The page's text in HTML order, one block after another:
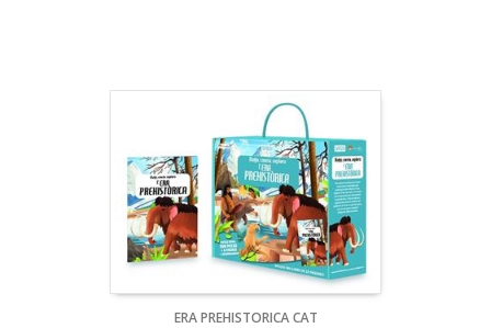
ERA PREHISTORICA CAT